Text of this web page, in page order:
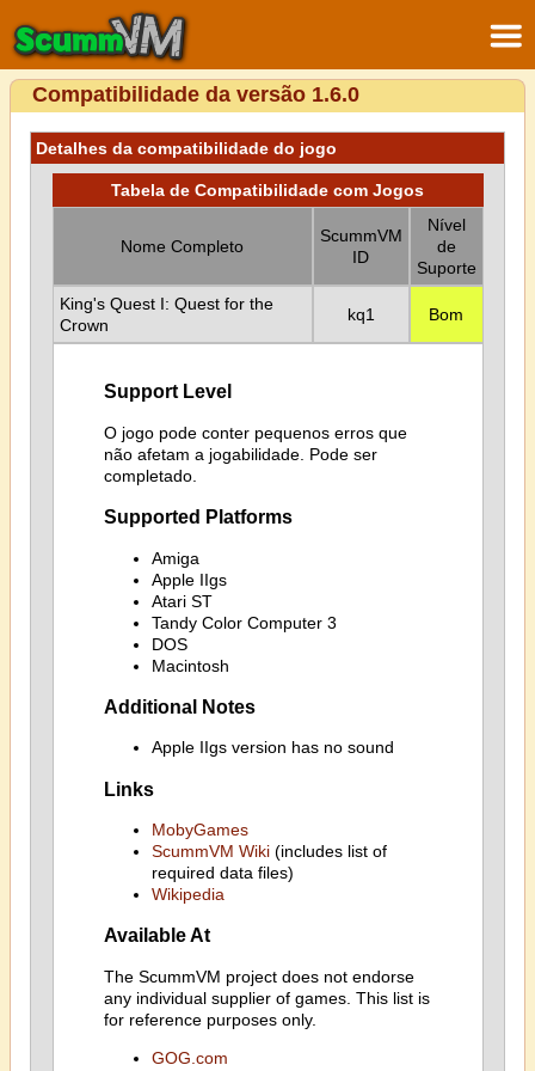
Compatibilidade da versão 1.6.0
Detalhes da compatibilidade do jogo
Tabela de Compatibilidade com Jogos
Nome Completo
ScummVM
ID
Nível
de
Suporte
King's Quest I: Quest for the
Crown
kq1 Bom
Support Level
O jogo pode conter pequenos erros que
não afetam a jogabilidade. Pode ser
completado.
Supported Platforms
Amiga
Apple IIgs
Atari ST
Tandy Color Computer 3
DOS
Macintosh
Additional Notes
Apple IIgs version has no sound
Links
MobyGames
ScummVM Wiki(includes list of
required data files)
Wikipedia
Available At
The ScummVM project does not endorse
any individual supplier of games. This list is
for reference purposes only.
GOG.com